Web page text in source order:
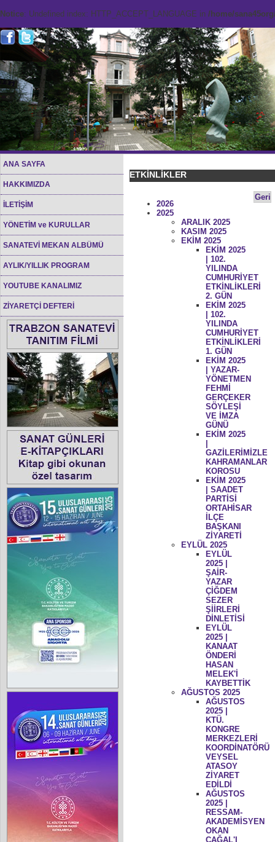
Notice: Undefined index: HTTP_ACCEPT_LANGUAGE in /home/
ANA SAYFA
HAKKIMIZDA
İLETİŞİM
YÖNETİM ve KURULLAR
SANATEVİ MEKAN ALBÜMÜ
AYLIK/YILLIK PROGRAM
YOUTUBE KANALIMIZ
ZİYARETÇİ DEFTERİ
ETKİNLİKLER
Geri
2026
2025
ARALIK 2025
KASIM 2025
EKİM 2025
EKİM 2025
| 102.
YILINDA
CUMHURİYET
ETKİNLİKLERİ
2. GÜN
EKİM 2025
| 102.
YILINDA
CUMHURİYET
ETKİNLİKLERİ
1. GÜN
EKİM 2025
| YAZAR-
YÖNETMEN
FEHMİ
GERÇEKER
SÖYLEŞİ
VE İMZA
GÜNÜ
EKİM 2025
GAZİLERİMİZLE
KAHRAMANLAR
KOROSU
EKİM 2025
| SAADET
PARTİSİ
ORTAHİSAR
İLÇE
BAŞKANI
ZİYARETİ
EYLÜL 2025
EYLÜL
2025 |
ŞAİR-
YAZAR
ÇİĞDEM
SEZER
ŞİİRLERİ
DİNLETİSİ
EYLÜL
2025 |
KANAAT
ÖNDERİ
HASAN
MELEK'İ
KAYBETTİK
AĞUSTOS 2025
AĞUSTOS
2025 |
KTÜ.
KONGRE
MERKEZLERİ
KOORDİNATÖRÜ
VEYSEL
ATASOY
ZİYARET
EDİLDİ
AĞUSTOS
2025 |
RESSAM-
AKADEMİSYEN
OKAN
ÇAĞAL'I